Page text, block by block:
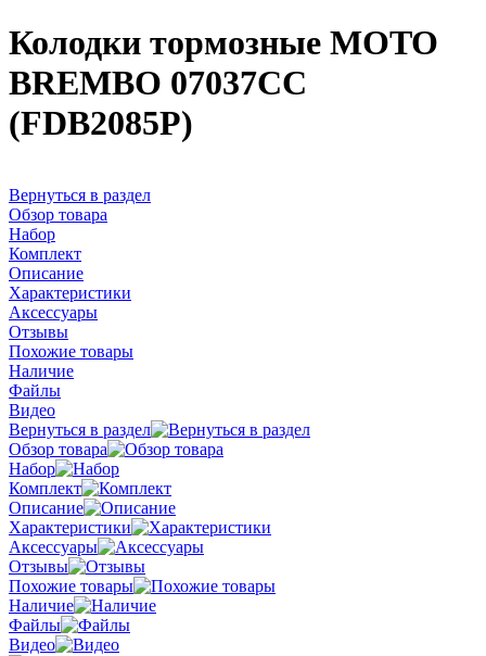
Колодки тормозные MOTO
BREMBO 07037CC
(FDB2085P)
Вернуться в раздел
Обзор товара
Набор
Комплект
Описание
Характеристики
Аксессуары
Отзывы
Похожие товары
Наличие
Файлы
Видео
Вернуться в раздел
Обзор товара
Набор
Комплект
Описание
Характеристики
Аксессуары
Отзывы
Похожие товары
Наличие
Файлы
Видео